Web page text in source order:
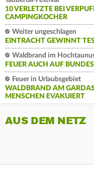
10 VERLETZTE BEI
CAMPINGKOCHER
Weiter ungeschlagen
EINTRACHT GEWINNT
Waldbrand im
FEUER AUCH AUF
Feuer in Urlaubsgebiet
WALDBRAND AM
MENSCHEN EVAKUIERT
AUS DEM NETZ